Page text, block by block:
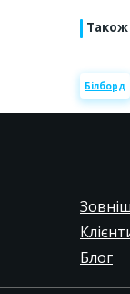
Також
Білборд
Блог